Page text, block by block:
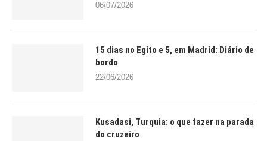
06/07/2026
15 dias no Egito e 5, em Madrid: Diário de
bordo
22/06/2026
Kusadasi, Turquia: o que fazer na parada
do cruzeiro